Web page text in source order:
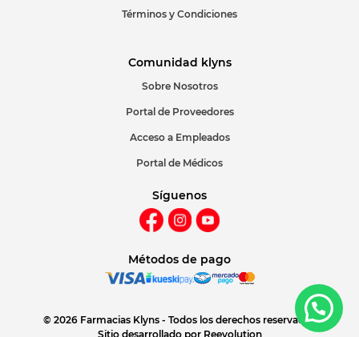
Términos y Condiciones
Comunidad klyns
Sobre Nosotros
Portal de Proveedores
Acceso a Empleados
Portal de Médicos
Síguenos
Métodos de pago
© 2026 Farmacias Klyns - Todos los derechos reservados
Sitio desarrollado por Reevolution